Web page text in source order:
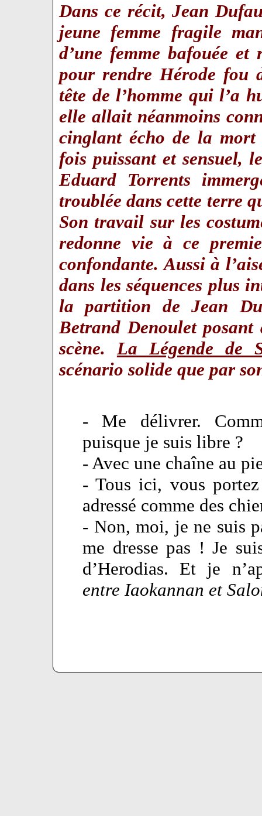
Dans ce récit, Jean
jeune femme fragile
d’une femme bafouée et
pour rendre Hérode fou
tête de l’homme qui l’a
elle allait néanmoins
cinglant écho de la
fois puissant et sensuel,
Eduard Torrents
troublée dans cette terre
Son travail sur les
redonne vie à ce
confondante. Aussi à
dans les séquences plus
la partition de Jean
Betrand Denoulet posant
scène.La Légende de
scénario solide que par
- Me délivrer.
puisque je suis libre ?
- Avec une chaîne au
- Tous ici, vous
adressé comme des
- Non, moi, je ne suis
me dresse pas ! Je
d’Herodias. Et je
entre Iaokannan et